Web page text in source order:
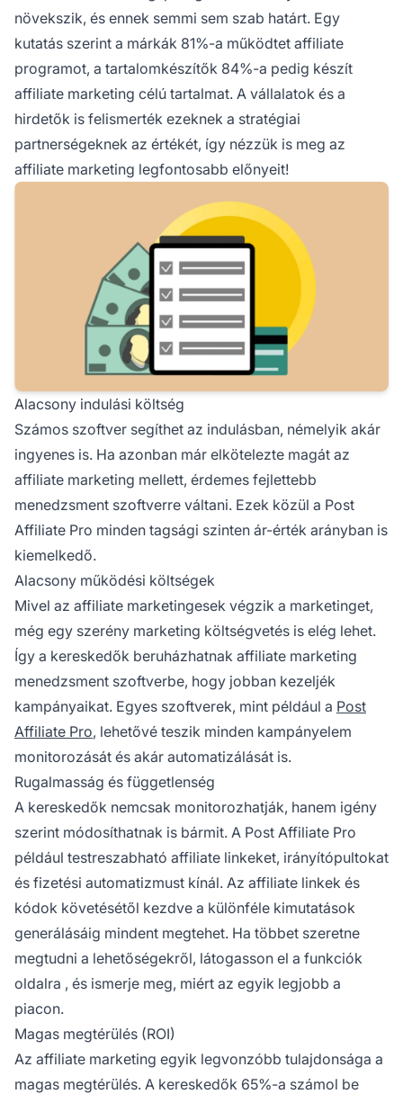
növekszik, és ennek semmi sem szab határt. Egy
kutatás szerint a márkák 81%-a működtet affiliate
programot, a tartalomkészítők 84%-a pedig készít
affiliate marketing célú tartalmat. A vállalatok és a
hirdetők is felismerték ezeknek a stratégiai
partnerségeknek az értékét, így nézzük is meg az
affiliate marketing legfontosabb előnyeit!
Alacsony indulási költség
Számos szoftver segíthet az indulásban, némelyik akár
ingyenes is. Ha azonban már elkötelezte magát az
affiliate marketing mellett, érdemes fejlettebb
menedzsment szoftverre váltani. Ezek közül a Post
Affiliate Pro minden tagsági szinten ár-érték arányban is
kiemelkedő.
Alacsony működési költségek
Mivel az affiliate marketingesek végzik a marketinget,
még egy szerény marketing költségvetés is elég lehet.
Így a kereskedők beruházhatnak affiliate marketing
menedzsment szoftverbe, hogy jobban kezeljék
kampányaikat. Egyes szoftverek, mint például a Post
Affiliate Pro, lehetővé teszik minden kampányelem
monitorozását és akár automatizálását is.
Rugalmasság és függetlenség
A kereskedők nemcsak monitorozhatják, hanem igény
szerint módosíthatnak is bármit. A Post Affiliate Pro
például testreszabható affiliate linkeket, irányítópultokat
és fizetési automatizmust kínál. Az affiliate linkek és
kódok követésétől kezdve a különféle kimutatások
generálásáig mindent megtehet. Ha többet szeretne
megtudni a lehetőségekről, látogasson el a funkciók
oldalra , és ismerje meg, miért az egyik legjobb a
piacon.
Magas megtérülés (ROI)
Az affiliate marketing egyik legvonzóbb tulajdonsága a
magas megtérülés. A kereskedők 65%-a számol be